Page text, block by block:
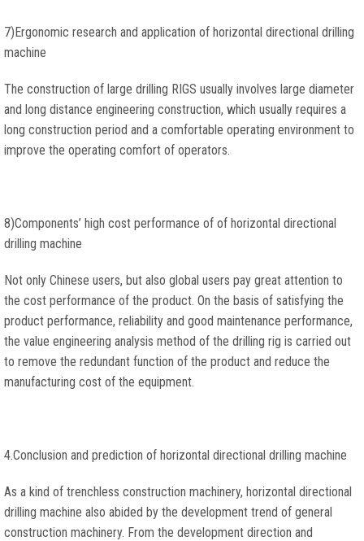
7)Ergonomic research and application of horizontal directional drilling
machine
The construction of large drilling RIGS usually involves large diameter
and long distance engineering construction, which usually requires a
long construction period and a comfortable operating environment to
improve the operating comfort of operators.
8)Components’ high cost performance of of horizontal directional
drilling machine
Not only Chinese users, but also global users pay great attention to
the cost performance of the product. On the basis of satisfying the
product performance, reliability and good maintenance performance,
the value engineering analysis method of the drilling rig is carried out
to remove the redundant function of the product and reduce the
manufacturing cost of the equipment.
4.Conclusion and prediction of horizontal directional drilling machine
As a kind of trenchless construction machinery, horizontal directional
drilling machine also abided by the development trend of general
construction machinery. From the development direction and